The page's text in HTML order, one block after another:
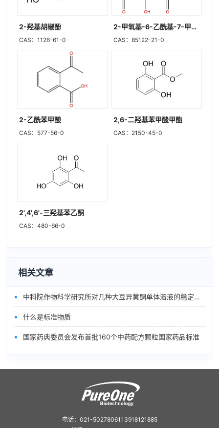
2-羟基胡椒酚
CAS：1126-61-0
2-甲氧基-6-乙酰基-7-甲基胡桃酮
CAS：85122-21-0
2-乙酰苯甲酸
CAS：577-56-0
2,6-二羟基苯甲酸甲酯
CAS：2150-45-0
2',4',6'-三羟基苯乙酮
CAS：480-66-0
相关文章
• 中科院作物科学研究所对几种大豆异黄酮单体溶液的稳定性的进展
• 什么是标准物质
• 国家药典委员会发布首批160个中药配方颗粒国家药品标准
电话：021-50278061,13918121885